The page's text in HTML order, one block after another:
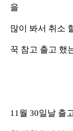
을
많이 봐서 취소
꾹 참고 출고 했
11월 30일날 출